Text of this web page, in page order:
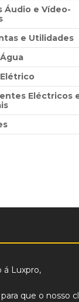
Áudio e Vídeo-
e Utilidades
Eléctricos
á Luxpro,
que o nosso